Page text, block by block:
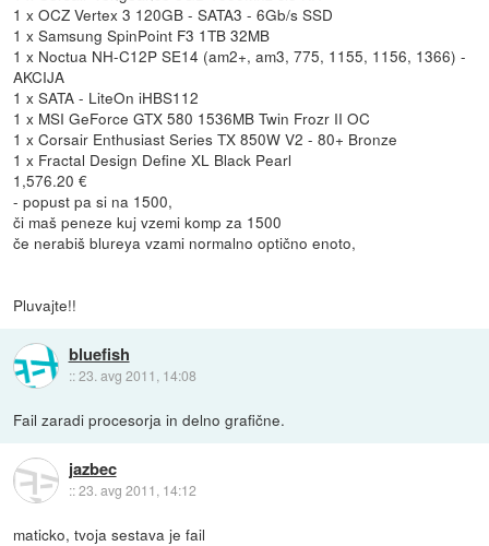
1 x OCZ Vertex 3 120GB - SATA3 - 6Gb/s SSD
1 x Samsung SpinPoint F3 1TB 32MB
1 x Noctua NH-C12P SE14 (am2+, am3, 775, 1155, 1156, 1366) -
AKCIJA
1 x SATA - LiteOn iHBS112
1 x MSI GeForce GTX 580 1536MB Twin Frozr II OC
1 x Corsair Enthusiast Series TX 850W V2 - 80+ Bronze
1 x Fractal Design Define XL Black Pearl
1,576.20 €
- popust pa si na 1500,
či maš peneze kuj vzemi komp za 1500
če nerabiš blureya vzami normalno optično enoto,
Pluvajte!!
bluefish
::23. avg 2011, 14:08
Fail zaradi procesorja in delno grafične.
jazbec
::23. avg 2011, 14:12
maticko, tvoja sestava je fail